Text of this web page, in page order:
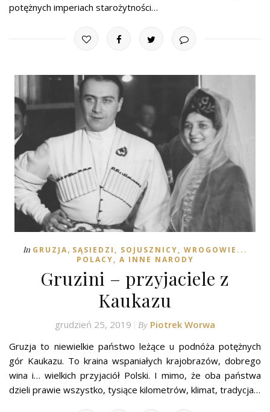
potężnych imperiach starożytności…
In GRUZJA, SĄSIEDZI, SOJUSZNICY, WROGOWIE...
POLACY, A INNE NARODY
Gruzini – przyjaciele z
Kaukazu
grudzień 25, 2019 By Piotrek Worwa
Gruzja to niewielkie państwo leżące u podnóża potężnych
gór Kaukazu. To kraina wspaniałych krajobrazów, dobrego
wina i… wielkich przyjaciół Polski. I mimo, że oba państwa
dzieli prawie wszystko, tysiące kilometrów, klimat, tradycja…